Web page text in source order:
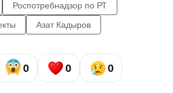
Роспотребнадзор по РТ
Азат Кадыров
0 0 0